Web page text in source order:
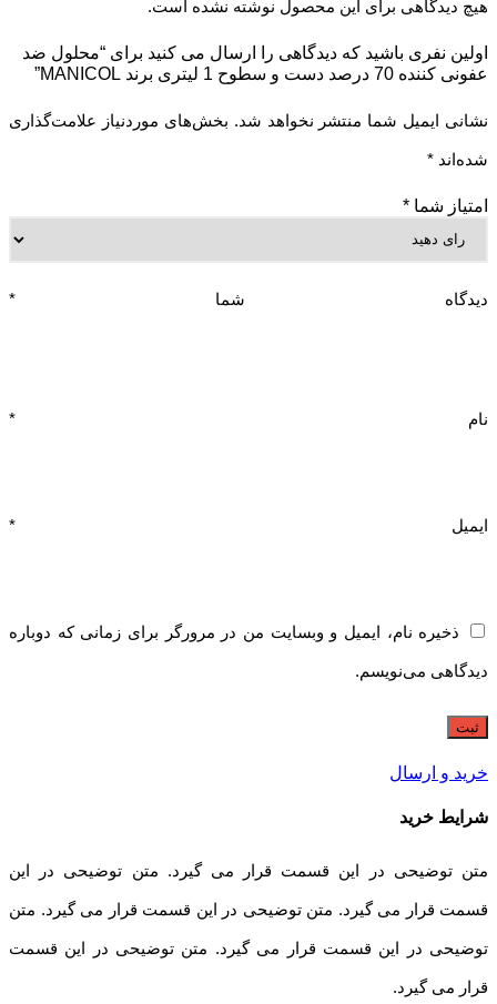
هیچ دیدگاهی برای این محصول نوشته نشده است.
اولین نفری باشید که دیدگاهی را ارسال می کنید برای “محلول ضد
عفونی کننده 70 درصد دست و سطوح 1 لیتری برند MANICOL”
نشانی ایمیل شما منتشر نخواهد شد. بخش‌های موردنیاز علامت‌گذاری
شده‌اند *
امتیاز شما *
دیدگاه شما *
نام *
ایمیل *
ذخیره نام، ایمیل و وبسایت من در مرورگر برای زمانی که دوباره
دیدگاهی می‌نویسم.
خرید و ارسال
شرایط خرید
متن توضیحی در این قسمت قرار می گیرد. متن توضیحی در این
قسمت قرار می گیرد. متن توضیحی در این قسمت قرار می گیرد. متن
توضیحی در این قسمت قرار می گیرد. متن توضیحی در این قسمت
قرار می گیرد.